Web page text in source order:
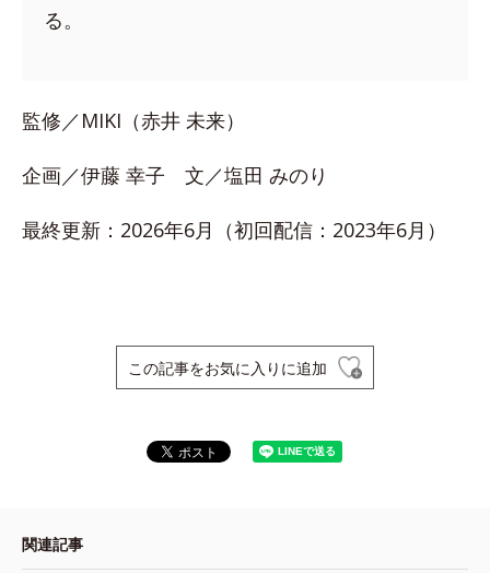
る。
監修／MIKI（赤井 未来）
企画／伊藤 幸子 文／塩田 みのり
最終更新：2026年6月（初回配信：2023年6月）
この記事をお気に入りに追加
関連記事